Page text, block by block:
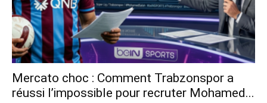
Mercato choc : Comment Trabzonspor a
réussi l’impossible pour recruter Mohamed...